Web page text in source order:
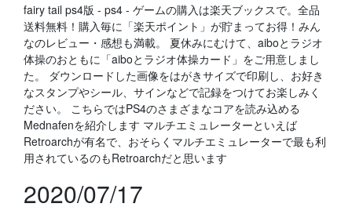
fairy tail ps4版 - ps4 - ゲームの購入は楽天ブックスで。全品
送料無料！購入毎に「楽天ポイント」が貯まってお得！みん
なのレビュー・感想も満載。 夏休みにむけて、aiboとラジオ
体操のおともに「aiboとラジオ体操カード」をご用意しまし
た。 ダウンロードした画像をはがきサイズで印刷し、お好き
なスタンプやシール、サインなどで記録をつけてお楽しみく
ださい。 こちらではPS4のさまざまなコアを読み込める
Mednafenを紹介します マルチエミュレーターといえば
Retroarchが有名で、おそらくマルチエミュレーターで最も利
用されているのもRetroarchだと思います
2020/07/17